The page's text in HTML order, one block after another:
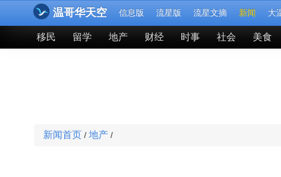
温哥华天空 信息版 流星版 流星文摘 新闻 大
移民 留学 地产 财经 时事 社会 美食
新闻首页 / 地产 /